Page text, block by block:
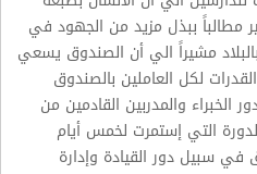
مطالباً ببذل مزيد من الجهود في
مشيراً الي أن الصندوق يسعي
لكل العاملين بالصندوق
الخبراء والمدربين القادمين من
التي إستمرت لخمس أيام
سبيل دور القيادة وإدارة